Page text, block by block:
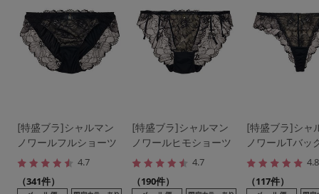
[特盛ブラ]シャルマン
ノワールフルショーツ
4.7
（341件）
[特盛ブラ]シャルマン
ノワールヒモショーツ
4.7
（190件）
[特盛ブラ]シャ
ノワールTバッ
4.8
（117件）